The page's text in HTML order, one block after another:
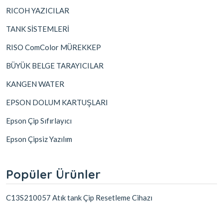
RICOH YAZICILAR
TANK SİSTEMLERİ
RISO ComColor MÜREKKEP
BÜYÜK BELGE TARAYICILAR
KANGEN WATER
EPSON DOLUM KARTUŞLARI
Epson Çip Sıfırlayıcı
Epson Çipsiz Yazılım
Popüler Ürünler
C13S210057 Atık tank Çip Resetleme Cihazı